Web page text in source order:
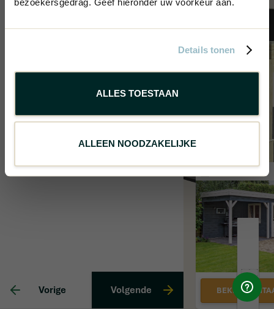
bezoekersgedrag. Geef hieronder uw voorkeur aan.
Details tonen
ALLES TOESTAAN
ALLEEN NOODZAKELIJKE
Vorige Volgende BEKIJK